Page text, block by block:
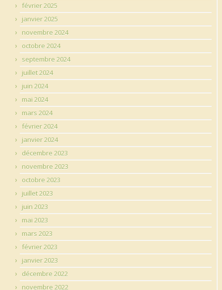
février 2025
janvier 2025
novembre 2024
octobre 2024
septembre 2024
juillet 2024
juin 2024
mai 2024
mars 2024
février 2024
janvier 2024
décembre 2023
novembre 2023
octobre 2023
juillet 2023
juin 2023
mai 2023
mars 2023
février 2023
janvier 2023
décembre 2022
novembre 2022